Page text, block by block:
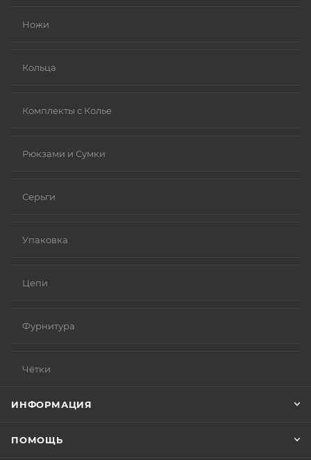
Ножи
Кольца
Комплекты с Колье
Рюкзами и Сумки
Серьги
Упаковка
Цепи
Фурнитура
Чётки
ИНФОРМАЦИЯ
ПОМОЩЬ